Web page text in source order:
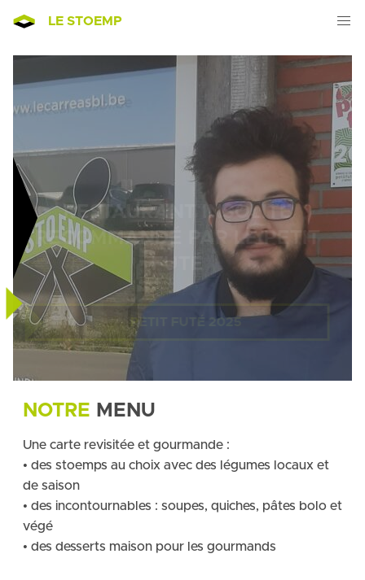
LE STOEMP
RESTAURANT INSOLITE
RECOMMANDÉ PAR LE PETIT
FUTÉ
PETIT FUTÉ 2025
NOTRE MENU
Une carte revisitée et gourmande :
• des stoemps au choix avec des légumes locaux et
de saison
• des incontournables : soupes, quiches, pâtes bolo et
végé
• des desserts maison pour les gourmands